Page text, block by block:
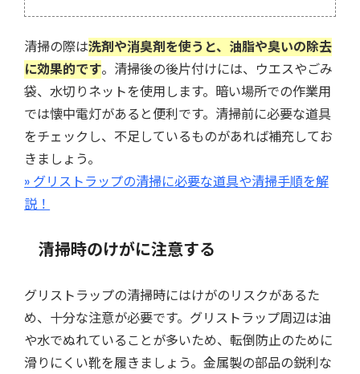
清掃の際は洗剤や消臭剤を使うと、油脂や臭いの除去
に効果的です。清掃後の後片付けには、ウエスやごみ
袋、水切りネットを使用します。暗い場所での作業用
では懐中電灯があると便利です。清掃前に必要な道具
をチェックし、不足しているものがあれば補充してお
きましょう。
» グリストラップの清掃に必要な道具や清掃手順を解
説！
清掃時のけがに注意する
グリストラップの清掃時にはけがのリスクがあるた
め、十分な注意が必要です。グリストラップ周辺は油
や水でぬれていることが多いため、転倒防止のために
滑りにくい靴を履きましょう。金属製の部品の鋭利な